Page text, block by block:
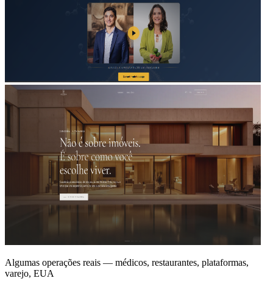
Algumas operações reais — médicos, restaurantes, plataformas,
varejo, EUA